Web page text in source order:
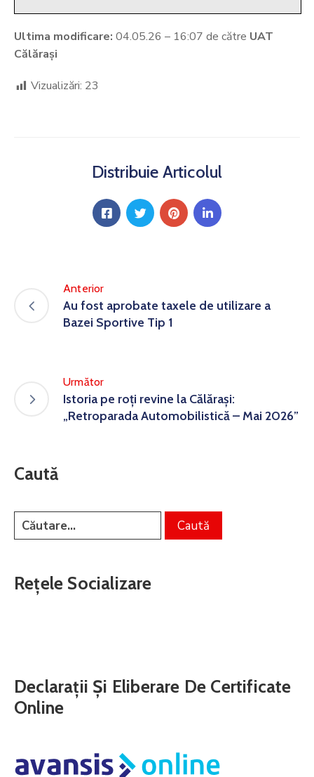
Ultima modificare: 04.05.26 – 16:07 de către UAT
Călărași
Vizualizări: 23
Distribuie Articolul
Anterior
Au fost aprobate taxele de utilizare a
Bazei Sportive Tip 1
Următor
Istoria pe roți revine la Călărași:
„Retroparada Automobilistică – Mai 2026”
Caută
Rețele Socializare
Declarații Și Eliberare De Certificate
Online